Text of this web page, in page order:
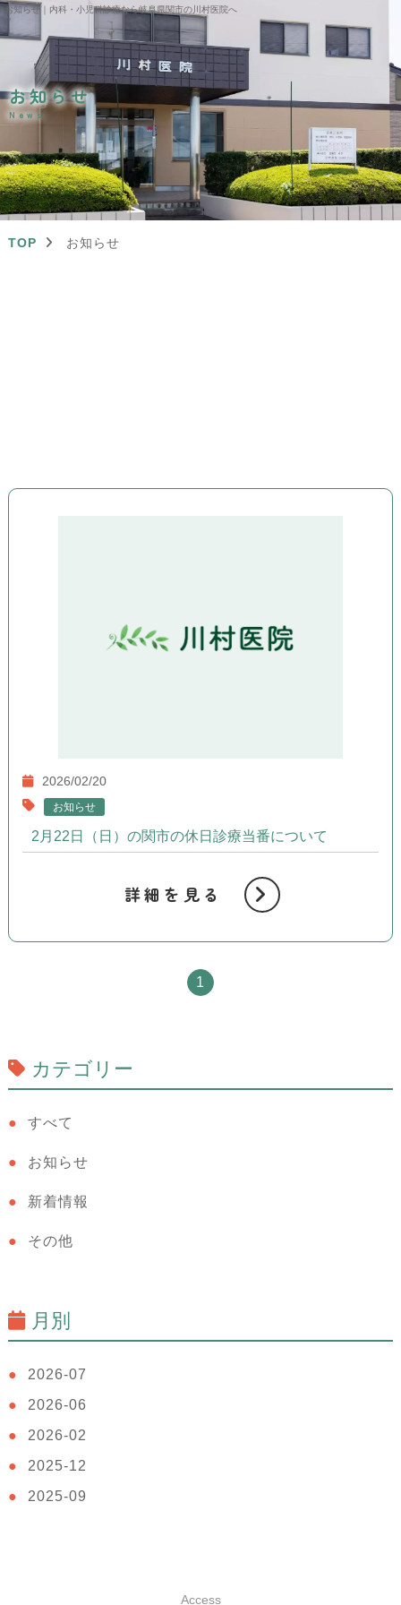
お知らせ｜内科・小児科診療なら岐阜県関市の川村医院へ
お知らせ
News
TOP お知らせ
2026/02/20
お知らせ
2月22日（日）の関市の休日診療当番について
詳細を見る
1
カテゴリー
すべて
お知らせ
新着情報
その他
月別
2026-07
2026-06
2026-02
2025-12
2025-09
Access